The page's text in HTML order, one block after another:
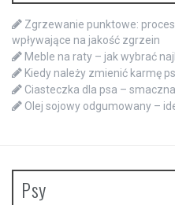
Zgrzewanie punktowe:
wpływające na jakość zgrzein
Meble na raty – jak wybrać
Kiedy należy zmienić karmę
Ciasteczka dla psa –
Olej sojowy odgumowany –
Psy